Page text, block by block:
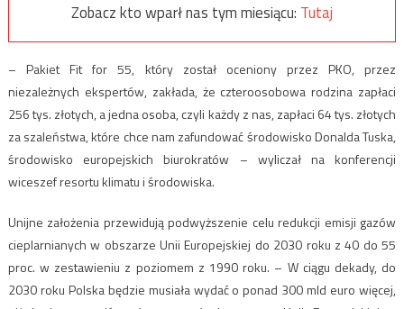
Zobacz kto wparł nas tym miesiącu: Tutaj
– Pakiet Fit for 55, który został oceniony przez PKO, przez
niezależnych ekspertów, zakłada, że czteroosobowa rodzina zapłaci
256 tys. złotych, a jedna osoba, czyli każdy z nas, zapłaci 64 tys. złotych
za szaleństwa, które chce nam zafundować środowisko Donalda Tuska,
środowisko europejskich biurokratów – wyliczał na konferencji
wiceszef resortu klimatu i środowiska.
Unijne założenia przewidują podwyższenie celu redukcji emisji gazów
cieplarnianych w obszarze Unii Europejskiej do 2030 roku z 40 do 55
proc. w zestawieniu z poziomem z 1990 roku. – W ciągu dekady, do
2030 roku Polska będzie musiała wydać o ponad 300 mld euro więcej,